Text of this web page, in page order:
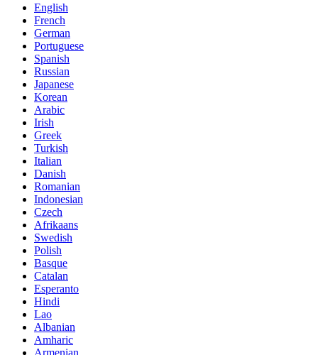
English
French
German
Portuguese
Spanish
Russian
Japanese
Korean
Arabic
Irish
Greek
Turkish
Italian
Danish
Romanian
Indonesian
Czech
Afrikaans
Swedish
Polish
Basque
Catalan
Esperanto
Hindi
Lao
Albanian
Amharic
Armenian